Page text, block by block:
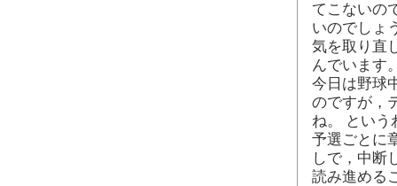
てこないの
いのでしょ
気を取り直
んでいます
今日は野球
のですが，
ね。 という
予選ごとに
しで，中断
読み進める